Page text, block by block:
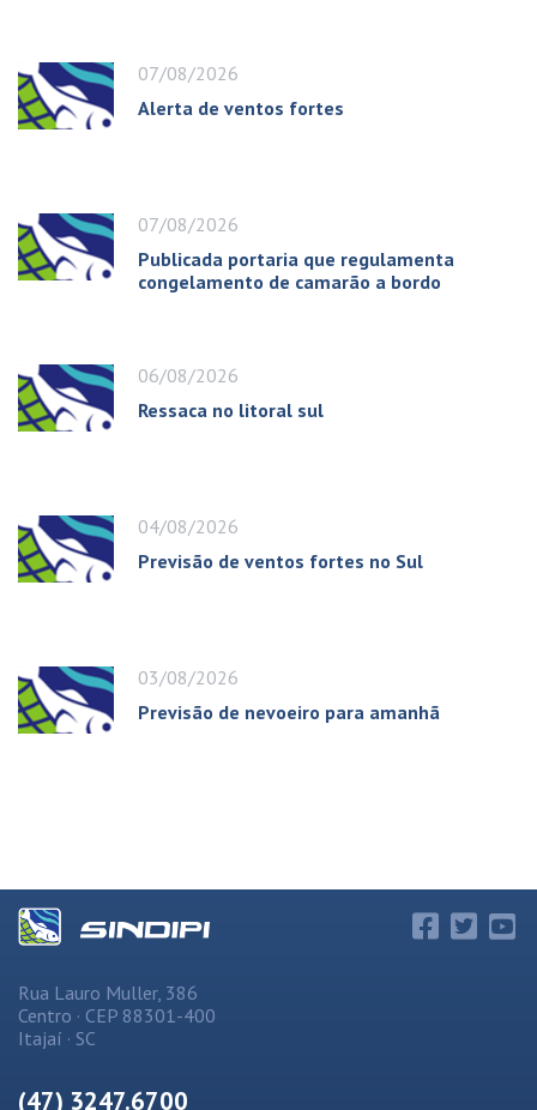
07/08/2026
Alerta de ventos fortes
07/08/2026
Publicada portaria que regulamenta
congelamento de camarão a bordo
06/08/2026
Ressaca no litoral sul
04/08/2026
Previsão de ventos fortes no Sul
03/08/2026
Previsão de nevoeiro para amanhã
Rua Lauro Muller, 386
Centro · CEP 88301-400
Itajaí · SC
(47) 3247.6700